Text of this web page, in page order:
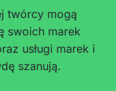
twórcy mogą
swoich marek
usługi marek i
szanują.